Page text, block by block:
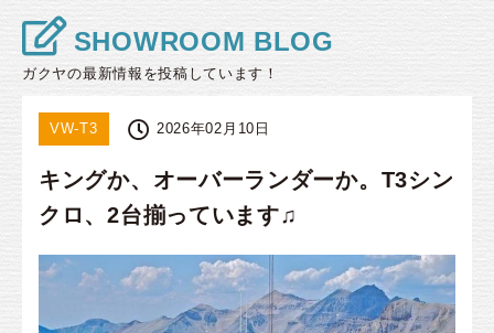
SHOWROOM BLOG
ガクヤの最新情報を投稿しています！
VW-T3 2026年02月10日
キングか、オーバーランダーか。T3シン
クロ、2台揃っています♫